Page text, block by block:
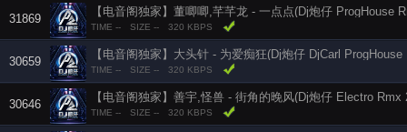
31869
【电音阁独家】董唧唧,芊芊龙 - 一点点(Dj炮仔 ProgHouse
TIME -- SIZE -- 320 KBPS
30659
【电音阁独家】大头针 - 为爱痴狂(Dj炮仔 DjCarl ProgHouse
TIME -- SIZE -- 320 KBPS
30646
【电音阁独家】善宇,怪兽 - 街角的晚风(Dj炮仔 Electro Rmx
TIME -- SIZE -- 320 KBPS